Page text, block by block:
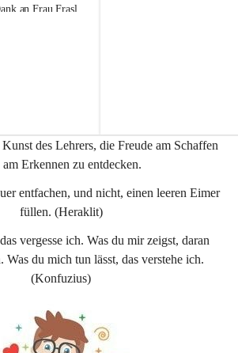
an Frau Frasl
e
n
a
des Lehrers, die Freude am Schaffen
am Erkennen zu entdecken.
entfachen, und nicht, einen leeren Eimer
füllen. (Heraklit)
vergesse ich. Was du mir zeigst, daran
Was du mich tun lässt, das verstehe ich.
(Konfuzius)